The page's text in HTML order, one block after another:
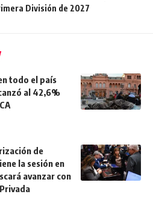
División de 2027
todo el país
al 42,6%
de
la sesión en
avanzar con